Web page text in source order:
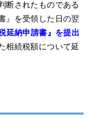
断されたものである
』を受領した日の翌
延納申請書』を提出
相続税額について延